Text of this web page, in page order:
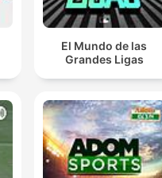
El Mundo de las
Grandes Ligas